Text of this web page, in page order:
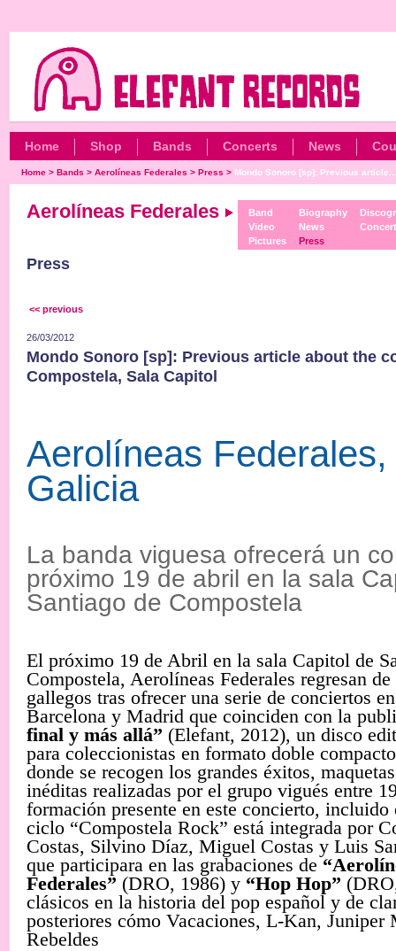
Home Shop Bands Concerts News
Home> Bands > Aerolíneas Federales > Press > Mondo Sonoro [sp]: Previous article...
Aerolíneas Federales
Band
Video
Pictures
Biography
News
Press
Press
<< previous
26/03/2012
Mondo Sonoro [sp]: Previous article about the
Compostela, Sala Capitol
Aerolíneas
Galicia
La banda viguesa ofrecerá un
próximo 19 de abril en la sala
Santiago de Compostela
El próximo 19 de Abril en la sala Capitol de
Compostela, Aerolíneas Federales regresan
gallegos tras ofrecer una serie de conciertos
Barcelona y Madrid que coinciden con la
final y más allá” (Elefant, 2012), un disco
para coleccionistas en formato doble
donde se recogen los grandes éxitos,
inéditas realizadas por el grupo vigués entre
formación presente en este concierto,
ciclo “Compostela Rock” está integrada por
Costas, Silvino Díaz, Miguel Costas y Luis
que participara en las grabaciones de
Federales” (DRO, 1986) y “Hop Hop”
clásicos en la historia del pop español y de
posteriores cómo Vacaciones, L-Kan, Juniper
Rebeldes